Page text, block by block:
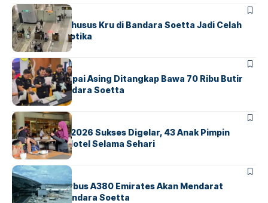
BANDARABERITA
Ketika Jalur Khusus Kru di Bandara Soetta Jadi Celah
Sindikat Narkotika
BANDARA BERITA
Kopilot Maskapai Asing Ditangkap Bawa 70 Ribu Butir
Ekstasi di Bandara Soetta
BERITAINDEX
GM For A Day 2026 Sukses Digelar, 43 Anak Pimpin
Operasional Hotel Selama Sehari
BANDARA BERITA
8 Agustus, Airbus A380 Emirates Akan Mendarat
Perdana di Bandara Soetta